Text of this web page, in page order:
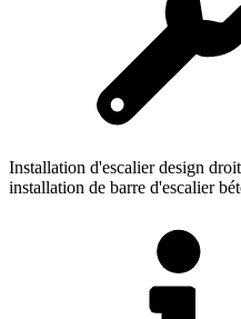
Installation d'escalier design
installation de barre d'escalier